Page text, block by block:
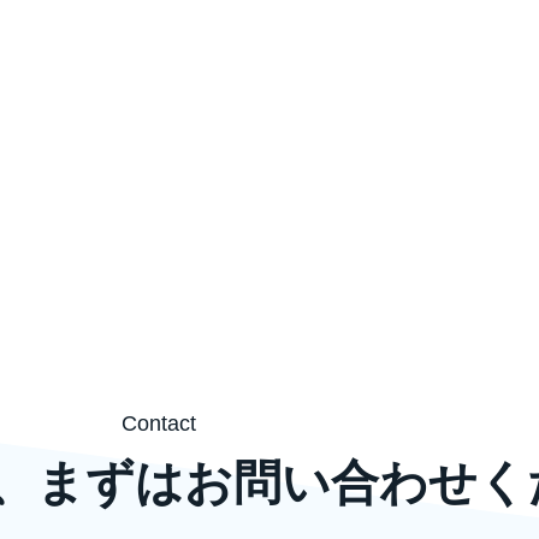
まずはお問い合わせ
Contact